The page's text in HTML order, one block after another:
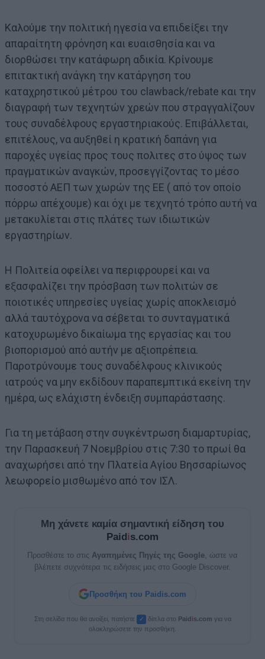
Καλούμε την πολιτική ηγεσία να επιδείξει την
απαραίτητη φρόνηση και ευαισθησία και να
διορθώσει την κατάφωρη αδικία. Κρίνουμε
επιτακτική ανάγκη την κατάργηση του
καταχρηστικού μέτρου του clawback/rebate και την
διαγραφή των τεχνητών χρεών που στραγγαλίζουν
τους συναδέλφους εργαστηριακούς. Επιβάλλεται,
επιτέλους, να αυξηθεί η κρατική δαπάνη για
παροχές υγείας προς τους πολιτες στο ύψος των
πραγματικών αναγκών, προσεγγίζοντας το μέσο
ποσοστό ΑΕΠ των χωρών της ΕΕ ( από τον οποίο
πόρρω απέχουμε) και όχι με τεχνητό τρόπο αυτή να
μετακυλίεται στις πλάτες των ιδιωτικών
εργαστηρίων.
Η Πολιτεία οφείλει να περιφρουρεί και να
εξασφαλίζει την πρόσβαση των πολιτών σε
ποιοτικές υπηρεσίες υγείας χωρίς αποκλεισμό
αλλά ταυτόχρονα να σέβεται το συνταγματικά
κατοχυρωμένο δικαίωμα της εργασίας και του
βιοπορισμού από αυτήν με αξιοπρέπεια.
Παροτρύνουμε τους συναδέλφους κλινικούς
ιατρούς να μην εκδίδουν παραπεμπτικά εκείνη την
ημέρα, ως ελάχιστη ένδειξη συμπαράστασης.
Για τη μετάβαση στην συγκέντρωση διαμαρτυρίας,
την Παρασκευή 7 Νοεμβρίου στις 7:30 το πρωί θα
αναχωρήσει από την Πλατεία Αγίου Βησσαρίωνος
λεωφορείο μισθωμένο από τον ΙΣΛ.
Μη χάνετε καμία σημαντική είδηση του
Paidis.com
Προσθέστε το στις Αγαπημένες Πηγές της Google , ώστε να
βλέπετε συχνότερα τις ειδήσεις μας στο Google Discover.
Προσθήκη του Paidis.com
Στη σελίδα που θα ανοίξει, πατήστε ✓ δίπλα στο Paidis.com για να
ολοκληρώσετε την προσθήκη.